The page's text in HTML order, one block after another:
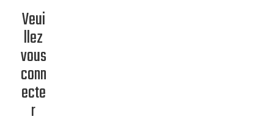
Veui
llez
vous
conn
ecte
r